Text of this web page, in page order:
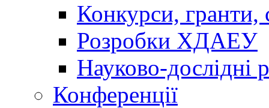
Конкурси, гранти,
Розробки ХДАЕУ
Науково-дослідні
Конференції